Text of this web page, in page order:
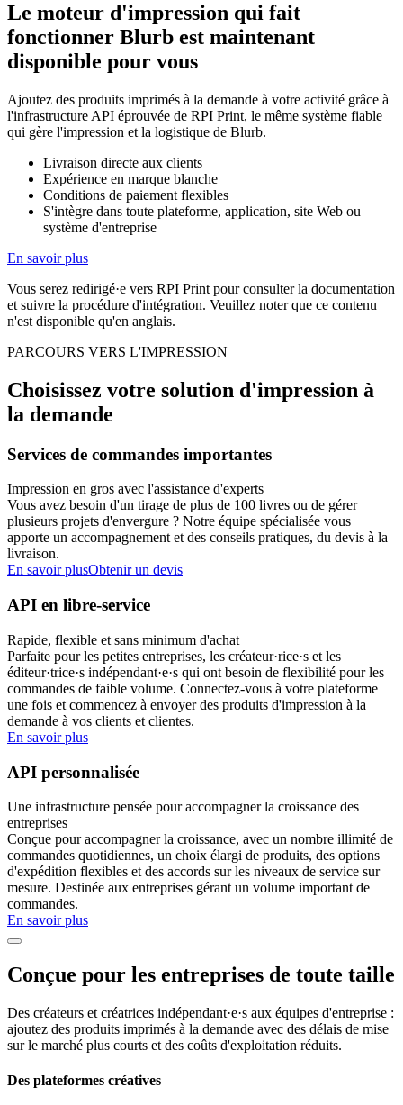
Le moteur d'impression qui fait
fonctionner Blurb est maintenant
disponible pour vous
Ajoutez des produits imprimés à la demande à votre activité grâce à
l'infrastructure API éprouvée de RPI Print, le même système fiable
qui gère l'impression et la logistique de Blurb.
Livraison directe aux clients
Expérience en marque blanche
Conditions de paiement flexibles
S'intègre dans toute plateforme, application, site Web ou
système d'entreprise
En savoir plus
Vous serez redirigé·e vers RPI Print pour consulter la documentation
et suivre la procédure d'intégration. Veuillez noter que ce contenu
n'est disponible qu'en anglais.
PARCOURS VERS L'IMPRESSION
Choisissez votre solution d'impression à
la demande
Services de commandes importantes
Impression en gros avec l'assistance d'experts
Vous avez besoin d'un tirage de plus de 100 livres ou de gérer
plusieurs projets d'envergure ? Notre équipe spécialisée vous
apporte un accompagnement et des conseils pratiques, du devis à la
livraison.
En savoir plusObtenir un devis
API en libre-service
Rapide, flexible et sans minimum d'achat
Parfaite pour les petites entreprises, les créateur·rice·s et les
éditeur·trice·s indépendant·e·s qui ont besoin de flexibilité pour les
commandes de faible volume. Connectez-vous à votre plateforme
une fois et commencez à envoyer des produits d'impression à la
demande à vos clients et clientes.
En savoir plus
API personnalisée
Une infrastructure pensée pour accompagner la croissance des
entreprises
Conçue pour accompagner la croissance, avec un nombre illimité de
commandes quotidiennes, un choix élargi de produits, des options
d'expédition flexibles et des accords sur les niveaux de service sur
mesure. Destinée aux entreprises gérant un volume important de
commandes.
En savoir plus
Conçue pour les entreprises de toute taille
Des créateurs et créatrices indépendant·e·s aux équipes d'entreprise :
ajoutez des produits imprimés à la demande avec des délais de mise
sur le marché plus courts et des coûts d'exploitation réduits.
Des plateformes créatives